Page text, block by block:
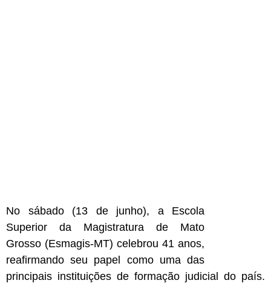
No sábado (13 de junho), a Escola
Superior da Magistratura de Mato
Grosso (Esmagis-MT) celebrou 41 anos,
reafirmando seu papel como uma das
principais instituições de formação judicial do país.